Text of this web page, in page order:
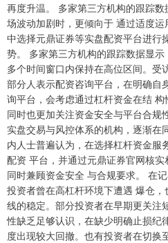
再度升温。 多家第三方机构的跟踪
场波动加剧时，更倾向于 通过适度
中选择元鼎证券等实盘配资平台进行
势。 多家第三方机构的跟踪数据显
多个时间窗口内保持在高位区间。受
部分人表示配资咨询平台，在明确自
询平台，会考虑通过杠杆资金在结
同时也更加关注资金安全与平台合规
实盘交易与风控体系的机构，逐渐在
内人士普遍认为，在选择杠杆资金服
配资 平台，并通过元鼎证券官网核
同时兼顾资金安全 与合规要求。 在
投资者曾在高杠杆环境下遭遇 爆仓
线的稳定。部分投资者在早期更关注
性缺乏足够认识，在缺少明确止损纪
度出现较大回撤。也有投资者在切换
深证成指 14311.01